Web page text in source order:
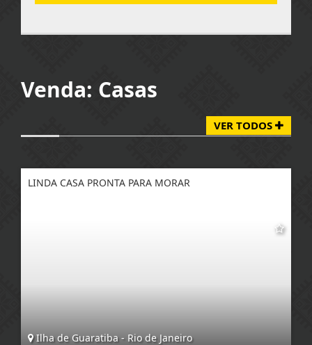
Venda: Casas
VER TODOS
LINDA CASA PRONTA PARA MORAR
Ilha de Guaratiba - Rio de Janeiro